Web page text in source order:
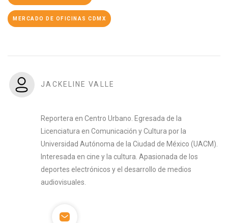
MERCADO DE OFICINAS CDMX
JACKELINE VALLE
Reportera en Centro Urbano. Egresada de la
Licenciatura en Comunicación y Cultura por la
Universidad Autónoma de la Ciudad de México (UACM).
Interesada en cine y la cultura. Apasionada de los
deportes electrónicos y el desarrollo de medios
audiovisuales.